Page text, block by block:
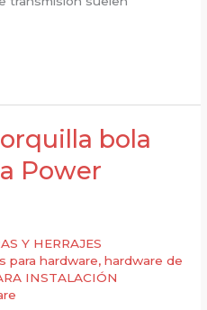
bola
Power
Y HERRAJES
para hardware,hardware de
INSTALACIÓN